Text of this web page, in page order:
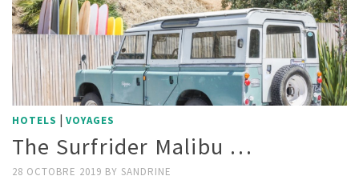
HOTELS | VOYAGES
The Surfrider Malibu …
28 OCTOBRE 2019 BY SANDRINE